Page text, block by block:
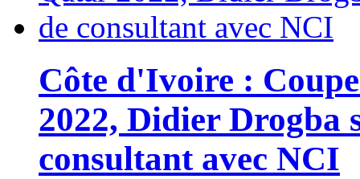
Côte d'Ivoire :
2022, Didier Drogba
consultant avec NCI